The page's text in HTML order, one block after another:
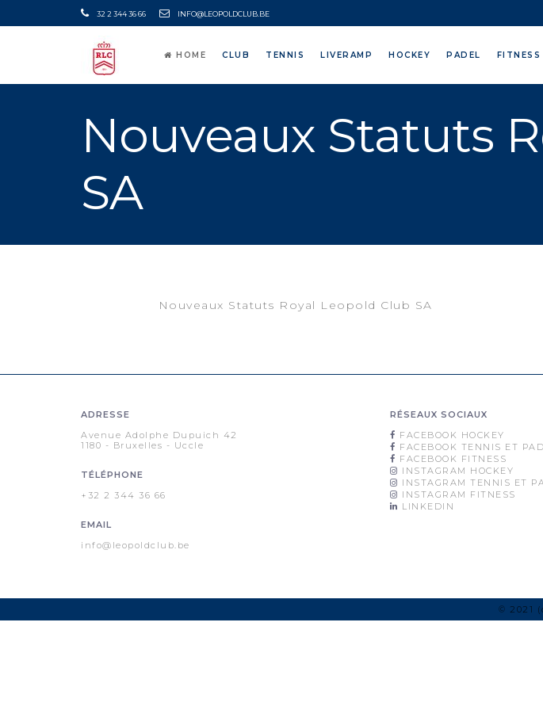
32 2 344 36 66 INFO@LEOPOLDCLUB.BE
HOME CLUB TENNIS LIVERAMP HOCKEY PADEL FITNESS
Nouveaux Statuts
SA
Nouveaux Statuts Royal Leopold Club SA
ADRESSE
Avenue Adolphe Dupuich 42
1180 - Bruxelles - Uccle
TÉLÉPHONE
+32 2 344 36 66
EMAIL
info@leopoldclub.be
RÉSEAUX SOCIAUX
FACEBOOK HOCKEY
FACEBOOK TENNIS ET
FACEBOOK FITNESS
INSTAGRAM HOCKEY
INSTAGRAM TENNIS ET
INSTAGRAM FITNESS
LINKEDIN
© 2021